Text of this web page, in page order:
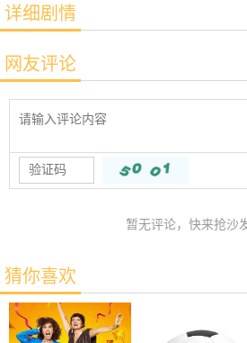
详细剧情
网友评论
暂无评论，快来抢沙
猜你喜欢